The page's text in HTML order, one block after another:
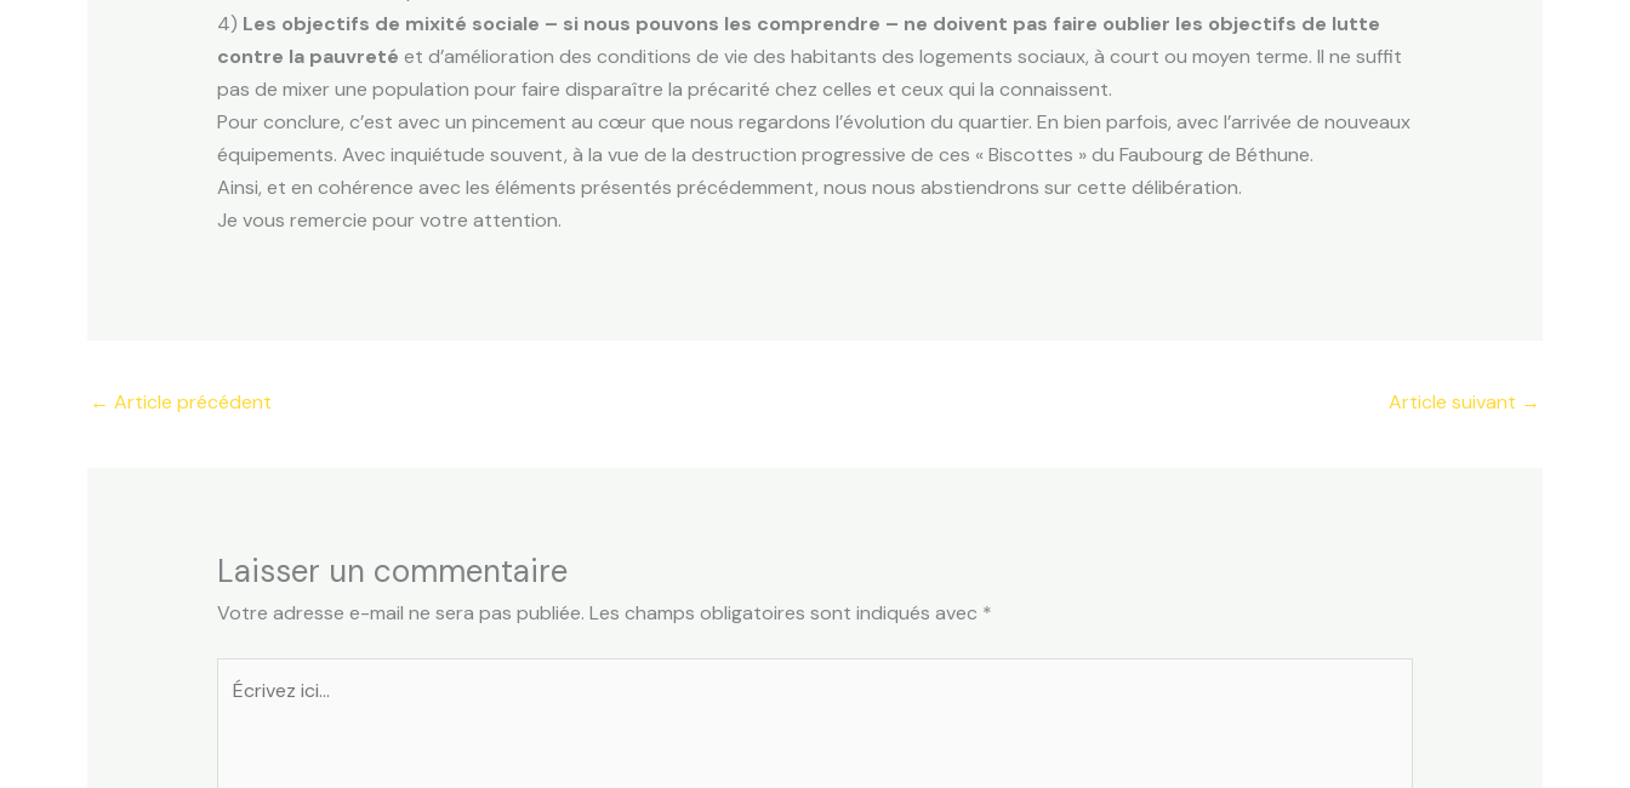
4) Les objectifs de mixité sociale – si nous pouvons les comprendre – ne doivent pas faire oublier les objectifs de lutte
contre la pauvreté et d’amélioration des conditions de vie des habitants des logements sociaux, à court ou moyen terme. Il ne suffit
pas de mixer une population pour faire disparaître la précarité chez celles et ceux qui la connaissent.
Pour conclure, c’est avec un pincement au cœur que nous regardons l’évolution du quartier. En bien parfois, avec l’arrivée de nouveaux
équipements. Avec inquiétude souvent, à la vue de la destruction progressive de ces « Biscottes » du Faubourg de Béthune.
Ainsi, et en cohérence avec les éléments présentés précédemment, nous nous abstiendrons sur cette délibération.
Je vous remercie pour votre attention.
← Article précédent Article suivant →
Laisser un commentaire
Votre adresse e-mail ne sera pas publiée. Les champs obligatoires sont indiqués avec *
Écrivez